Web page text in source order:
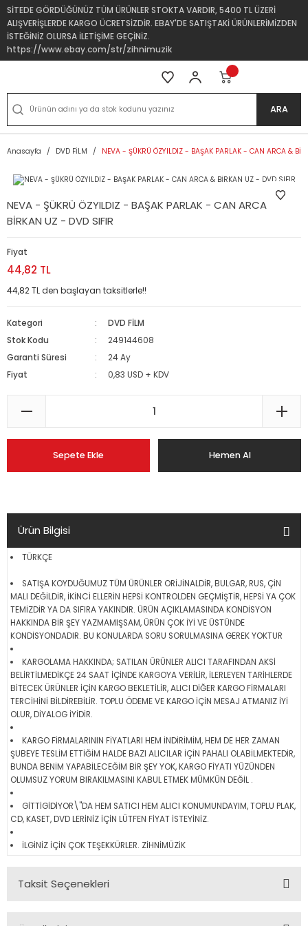
SİTEDE GÖRDÜĞÜNÜZ TÜM ÜRÜNLER STOKTA VARDIR, 5400 TL ÜZERİ
ALIŞVERİŞLERDE KARGO ÜCRETSİZDİR. EBAY'DE SATIŞTAKİ ÜRÜNLERİMİZDEN
İSTEĞİNİZ OLURSA İLETİŞİME GEÇİNİZ.
https://www.ebay.com/str/zihnimuzik
ARA
Anasayfa DVD FİLM NEVA - ŞÜKRÜ ÖZYILDIZ - BAŞAK PARLAK - CAN ARCA &
NEVA - ŞÜKRÜ ÖZYILDIZ - BAŞAK PARLAK - CAN ARCA &
BİRKAN UZ - DVD SIFIR
Fiyat
44,82 TL
44,82 TL den başlayan taksitlerle!!
Kategori
DVD FİLM
Stok Kodu
249144608
Garanti Süresi
24 Ay
Fiyat
0,83 USD + KDV
Sepete Ekle Hemen Al
Ürün Bilgisi
TÜRKÇE
SATIŞA KOYDUĞUMUZ TÜM ÜRÜNLER ORİJİNALDİR, BULGAR, RUS, ÇİN
MALI DEĞİLDİR, İKİNCİ ELLERİN HEPSİ KONTROLDEN GEÇMİŞTİR, HEPSİ YA ÇOK
TEMİZDİR YA DA SIFIRA YAKINDIR. ÜRÜN AÇIKLAMASINDA KONDİSYON
HAKKINDA BİR ŞEY YAZMAMIŞSAM, ÜRÜN ÇOK İYİ VE ÜSTÜNDE
KONDİSYONDADIR. BU KONULARDA SORU SORULMASINA GEREK YOKTUR
KARGOLAMA HAKKINDA; SATILAN ÜRÜNLER ALICI TARAFINDAN AKSİ
BELİRTİLMEDİKÇE 24 SAAT İÇİNDE KARGOYA VERİLİR, İLERLEYEN TARİHLERDE
BİTECEK ÜRÜNLER İÇİN KARGO BEKLETİLİR, ALICI DİĞER KARGO FİRMALARI
TERCİHİNİ BİLDİREBİLİR. TOPLU ÖDEME VE KARGO İÇİN MESAJ ATMANIZ İYİ
OLUR, DİYALOG İYİDİR.
KARGO FİRMALARININ FİYATLARI HEM İNDİRİMİM, HEM DE HER ZAMAN
ŞUBEYE TESLİM ETTİĞİM HALDE BAZI ALICILAR İÇİN PAHALI OLABİLMEKTEDİR,
BUNDA BENİM YAPABİLECEĞİM BİR ŞEY YOK, KARGO FİYATI YÜZÜNDEN
OLUMSUZ YORUM BIRAKILMASINI KABUL ETMEK MÜMKÜN DEĞİL .
GİTTİGİDİYOR\"DA HEM SATICI HEM ALICI KONUMUNDAYIM, TOPLU PLAK,
CD, KASET, DVD LERİNİZ İÇİN LÜTFEN FİYAT İSTEYİNİZ.
İLGİNİZ İÇİN ÇOK TEŞEKKÜRLER. ZİHNİMÜZİK
Taksit Seçenekleri